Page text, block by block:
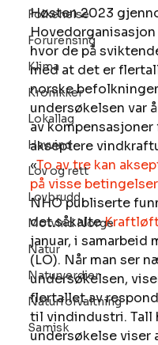
Folkehelse
Forurensing
Klima
Kronikker
Lokallag
Havvind
Lov og rett
Lovbrudd
Motvind Norge
Natur
Naturverdier
Naturforvaltning
Samisk
Høsten 2023
hvor de på
med at det er
norske
undersøkelsen var
av
akseptere
«To av tre kan
på visse betingelser
NHO publiserte
det såkalte
januar, i samarbeid
(LO). Når man ser
undersøkelsen,
flertallet av
til vindindustri. Tall
undersøkelse viser